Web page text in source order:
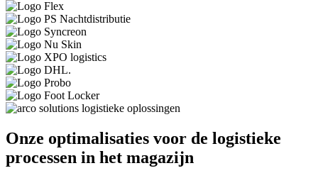
Onze optimalisaties voor de logistieke
processen in het magazijn